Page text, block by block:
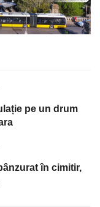
pe un drum
în cimitir,